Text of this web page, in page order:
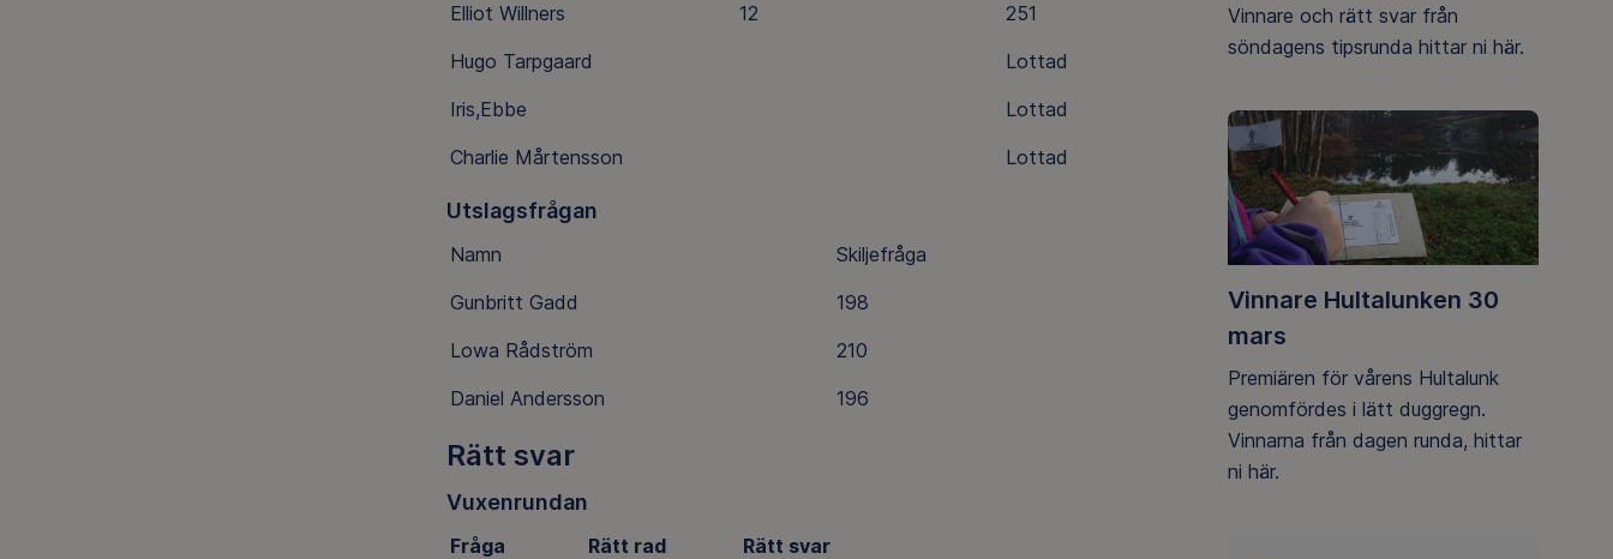
Elliot Willners
12
251
Hugo Tarpgaard
Lottad
Iris,Ebbe
Lottad
Charlie Mårtensson
Lottad
Utslagsfrågan
Namn
Skiljefråga
Gunbritt Gadd
198
Lowa Rådström
210
Daniel Andersson
196
Rätt svar
Vuxenrundan
Fråga Rätt rad Rätt svar
Vinnare och rätt svar från
söndagens tipsrunda hittar ni här.
Vinnare Hultalunken 30
mars
Premiären för vårens Hultalunk
genomfördes i lätt duggregn.
Vinnarna från dagen runda, hittar
ni här.